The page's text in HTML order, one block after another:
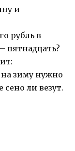
и
рубль в
пятнадцать?
зиму нужно
ли везут.